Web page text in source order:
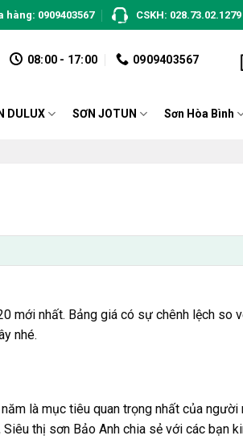
hàng: 0909403567 CSKH: 028.73.02.1279
08:00 - 17:00 0909403567
DULUX SƠN JOTUN Sơn Hòa Bình
mới nhất. Bảng giá có sự chênh lệch so
nhé.
là mục tiêu quan trọng nhất của người
thị sơn Bảo Anh chia sẻ với các bạn